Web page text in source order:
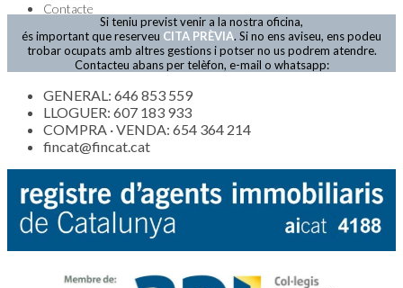
Contacte
Si teniu previst venir a la nostra oficina,
és important que reserveu CITA PRÈVIA. Si no ens aviseu, ens podeu
trobar ocupats amb altres gestions i potser no us podrem atendre.
Contacteu abans per telèfon, e-mail o whatsapp:
GENERAL: 646 853 559
LLOGUER: 607 183 933
COMPRA · VENDA: 654 364 214
fincat@fincat.cat